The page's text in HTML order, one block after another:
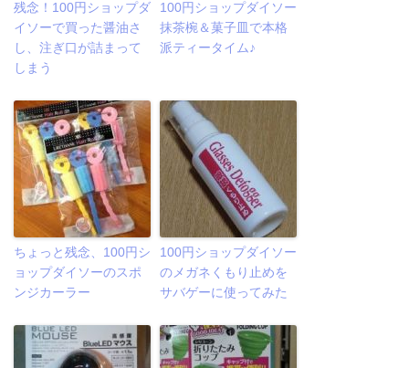
残念！100円ショップダ
イソーで買った醤油さ
し、注ぎ口が詰まって
しまう
100円ショップダイソー
抹茶椀＆菓子皿で本格
派ティータイム♪
ちょっと残念、100円シ
ョップダイソーのスポ
ンジカーラー
100円ショップダイソー
のメガネくもり止めを
サバゲーに使ってみた